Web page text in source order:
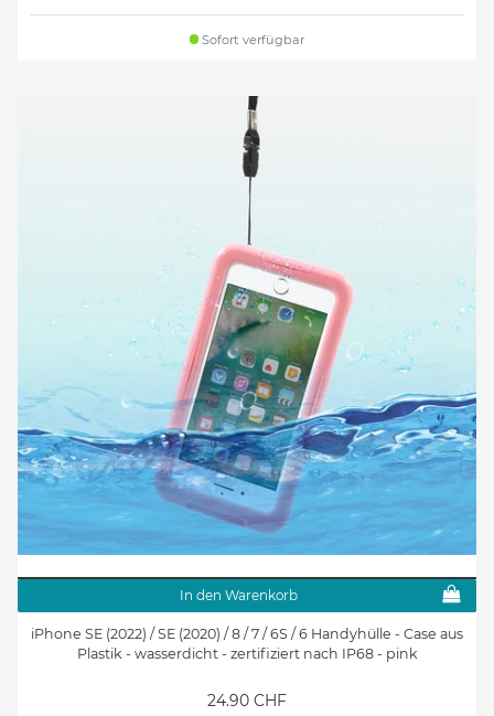
Sofort verfügbar
In den Warenkorb
iPhone SE (2022) / SE (2020) / 8 / 7 / 6S / 6 Handyhülle - Case aus
Plastik - wasserdicht - zertifiziert nach IP68 - pink
24.90 CHF